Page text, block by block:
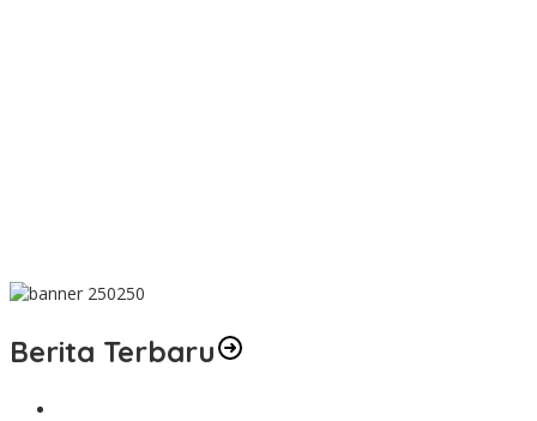
Berita Terbaru